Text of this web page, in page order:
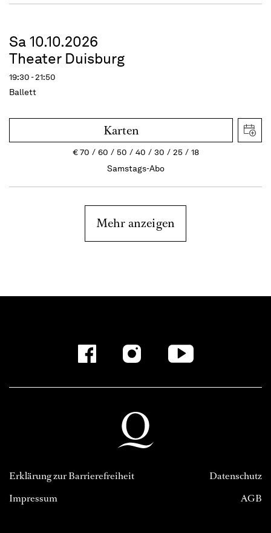
Sa 10.10.2026
Theater Duisburg
19:30 - 21:50
Ballett
Karten
€70 60 50 40 30 25
18
Samstags-Abo
Mehr anzeigen
Erklärung zur Barrierefreiheit
Impressum
Datenschutz
AGB